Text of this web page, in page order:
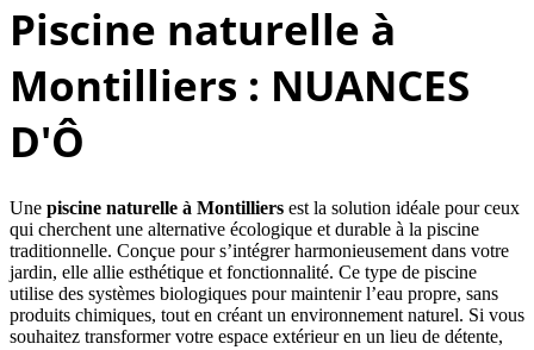
Piscine naturelle à
Montilliers : NUANCES
D'Ô
Une piscine naturelle à Montilliers est la solution idéale pour ceux
qui cherchent une alternative écologique et durable à la piscine
traditionnelle. Conçue pour s’intégrer harmonieusement dans votre
jardin, elle allie esthétique et fonctionnalité. Ce type de piscine
utilise des systèmes biologiques pour maintenir l’eau propre, sans
produits chimiques, tout en créant un environnement naturel. Si vous
souhaitez transformer votre espace extérieur en un lieu de détente,